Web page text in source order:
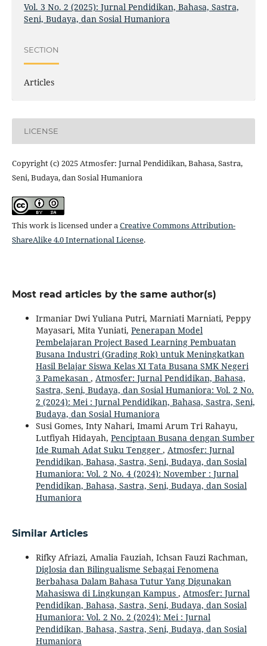
Vol. 3 No. 2 (2025): Jurnal Pendidikan, Bahasa, Sastra,
Seni, Budaya, dan Sosial Humaniora
SECTION
Articles
LICENSE
Copyright (c) 2025 Atmosfer: Jurnal Pendidikan, Bahasa, Sastra,
Seni, Budaya, dan Sosial Humaniora
This work is licensed under aCreative Commons Attribution-
ShareAlike 4.0 International License.
Most read articles by the same author(s)
Irmaniar Dwi Yuliana Putri, Marniati Marniati, Peppy
Mayasari, Mita Yuniati, Penerapan Model
Pembelajaran Project Based Learning Pembuatan
Busana Industri (Grading Rok) untuk Meningkatkan
Hasil Belajar Siswa Kelas XI Tata Busana SMK Negeri
3 Pamekasan , Atmosfer: Jurnal Pendidikan, Bahasa,
Sastra, Seni, Budaya, dan Sosial Humaniora: Vol. 2 No.
2 (2024): Mei : Jurnal Pendidikan, Bahasa, Sastra, Seni,
Budaya, dan Sosial Humaniora
Susi Gomes, Inty Nahari, Imami Arum Tri Rahayu,
Lutfiyah Hidayah, Penciptaan Busana dengan Sumber
Ide Rumah Adat Suku Tengger , Atmosfer: Jurnal
Pendidikan, Bahasa, Sastra, Seni, Budaya, dan Sosial
Humaniora: Vol. 2 No. 4 (2024): November : Jurnal
Pendidikan, Bahasa, Sastra, Seni, Budaya, dan Sosial
Humaniora
Similar Articles
Rifky Afriazi, Amalia Fauziah, Ichsan Fauzi Rachman,
Diglosia dan Bilingualisme Sebagai Fenomena
Berbahasa Dalam Bahasa Tutur Yang Digunakan
Mahasiswa di Lingkungan Kampus , Atmosfer: Jurnal
Pendidikan, Bahasa, Sastra, Seni, Budaya, dan Sosial
Humaniora: Vol. 2 No. 2 (2024): Mei : Jurnal
Pendidikan, Bahasa, Sastra, Seni, Budaya, dan Sosial
Humaniora